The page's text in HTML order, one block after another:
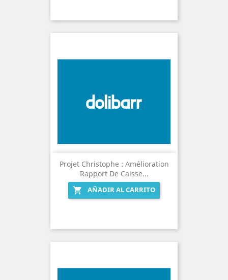
Projet Christophe : Amélioration
Rapport De Caisse...

AÑADIR AL CARRITO